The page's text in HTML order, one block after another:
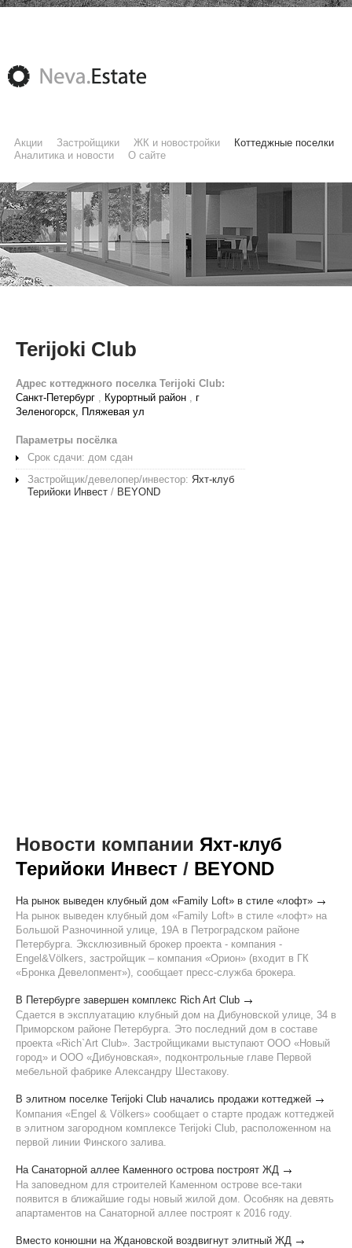
Акции Застройщики ЖК и новостройки
Коттеджные поселки
Аналитика и новости
О сайте
Terijoki Club
Адрес коттеджного поселка Terijoki Club:
Санкт-Петербург , Курортный район , г
Зеленогорск, Пляжевая ул
Параметры посёлка
Срок сдачи: дом сдан
Застройщик/девелопер/инвестор: Яхт-клуб
Терийоки Инвест / BEYOND
Новости компании Яхт-клуб
Терийоки Инвест / BEYOND
На рынок выведен клубный дом «Family Loft» в стиле «лофт»
На рынок выведен клубный дом «Family Loft» в стиле «лофт» на
Большой Разночинной улице, 19А в Петроградском районе
Петербурга. Эксклюзивный брокер проекта - компания -
Engel&Völkers, застройщик – компания «Орион» (входит в ГК
«Бронка Девелопмент»), сообщает пресс-служба брокера.
В Петербурге завершен комплекс Rich Art Club
Сдается в эксплуатацию клубный дом на Дибуновской улице, 34 в
Приморском районе Петербурга. Это последний дом в составе
проекта «Rich`Art Club». Застройщиками выступают ООО «Новый
город» и ООО «Дибуновская», подконтрольные главе Первой
мебельной фабрике Александру Шестакову.
В элитном поселке Terijoki Club начались продажи коттеджей
Компания «Engel & Völkers» сообщает о старте продаж коттеджей
в элитном загородном комплексе Terijoki Club, расположенном на
первой линии Финского залива.
На Санаторной аллее Каменного острова построят ЖД
На заповедном для строителей Каменном острове все-таки
появится в ближайшие годы новый жилой дом. Особняк на девять
апартаментов на Санаторной аллее построят к 2016 году.
Вместо конюшни на Ждановской воздвигнут элитный ЖД